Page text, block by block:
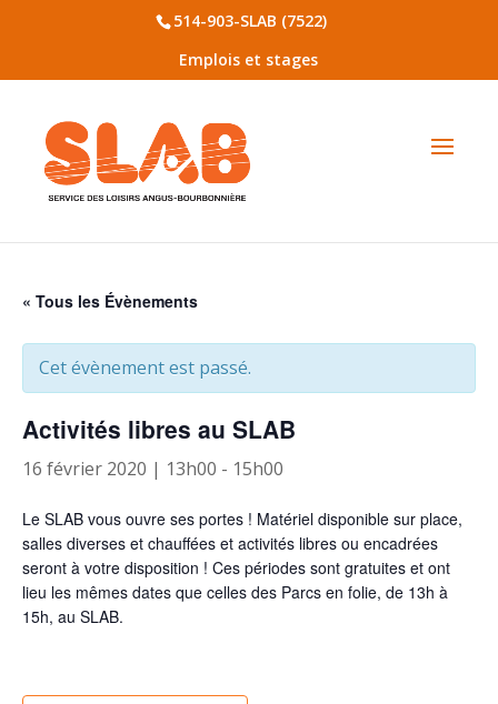
514-903-SLAB (7522)
Emplois et stages
« Tous les Évènements
Cet évènement est passé.
Activités libres au SLAB
16 février 2020 | 13h00 - 15h00
Le SLAB vous ouvre ses portes ! Matériel disponible sur place,
salles diverses et chauffées et activités libres ou encadrées
seront à votre disposition ! Ces périodes sont gratuites et ont
lieu les mêmes dates que celles des Parcs en folie, de 13h à
15h, au SLAB.